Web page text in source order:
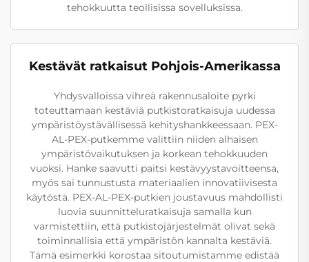
tehokkuutta teollisissa sovelluksissa.
Kestävät ratkaisut Pohjois-Amerikassa
Yhdysvalloissa vihreä rakennusaloite pyrki
toteuttamaan kestäviä putkistoratkaisuja uudessa
ympäristöystävällisessä kehityshankkeessaan. PEX-
AL-PEX-putkemme valittiin niiden alhaisen
ympäristövaikutuksen ja korkean tehokkuuden
vuoksi. Hanke saavutti paitsi kestävyystavoitteensa,
myös sai tunnustusta materiaalien innovatiivisesta
käytöstä. PEX-AL-PEX-putkien joustavuus mahdollisti
luovia suunnitteluratkaisuja samalla kun
varmistettiin, että putkistojärjestelmät olivat sekä
toiminnallisia että ympäristön kannalta kestäviä.
Tämä esimerkki korostaa sitoutumistamme edistää